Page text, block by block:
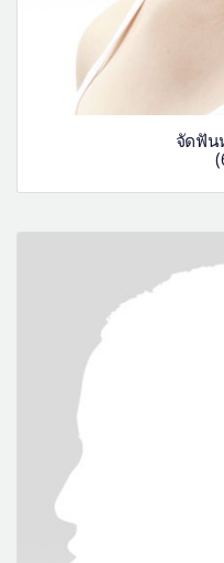
จัดฟัน